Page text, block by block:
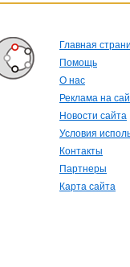
Главная
Помощь
О нас
Реклама на
Новости сайта
Условия
Контакты
Партнеры
Карта сайта